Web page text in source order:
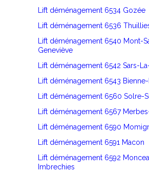
Lift déménagement 6534 Gozée
Lift déménagement 6536
Lift déménagement 6540 Mont-
Geneviève
Lift déménagement 6542 Sars-
Lift déménagement 6543
Lift déménagement 6560 Solre-
Lift déménagement 6567
Lift déménagement 6590
Lift déménagement 6591 Macon
Lift déménagement 6592
Imbrechies